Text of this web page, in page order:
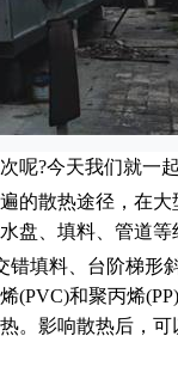
?今天我们就一起
散热途径，在大
盘、填料、管道等
填料、台阶梯形
和聚丙烯
。影响散热后，